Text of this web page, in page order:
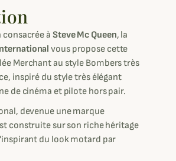
à Steve Mc Queen, la
vous propose cette
Merchant au style Bombers très
inspiré du style très élégant
de cinéma et pilote hors pair.
devenue une marque
construite sur son riche héritage
du look motard par